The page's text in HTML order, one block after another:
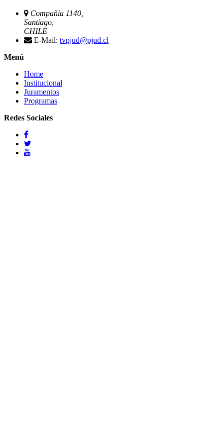
Compañia 1140,
Santiago,
CHILE
E-Mail: tvpjud@pjud.cl
Menú
Home
Institucional
Juramentos
Programas
Redes Sociales